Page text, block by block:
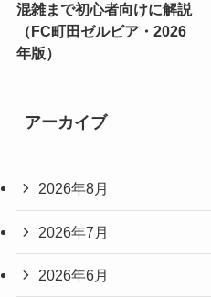
混雑まで初心者向けに解説
（FC町田ゼルビア・2026
年版）
アーカイブ
2026年8月
2026年7月
2026年6月